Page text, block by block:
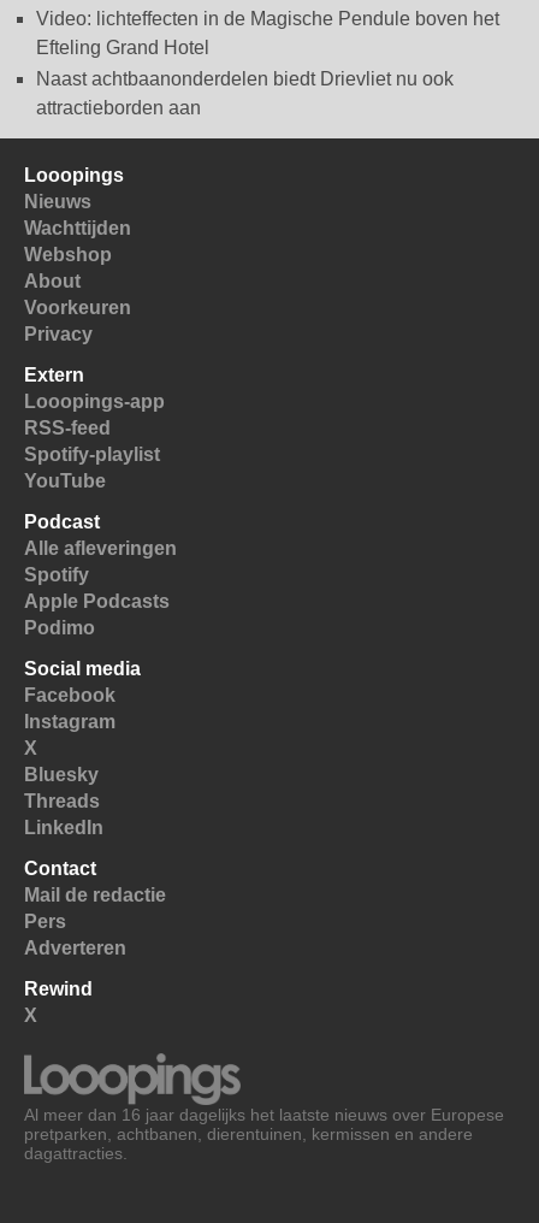
Video: lichteffecten in de Magische Pendule boven het
Efteling Grand Hotel
Naast achtbaanonderdelen biedt Drievliet nu ook
attractieborden aan
Looopings
Nieuws
Wachttijden
Webshop
About
Voorkeuren
Privacy
Extern
Looopings-app
RSS-feed
Spotify-playlist
YouTube
Podcast
Alle afleveringen
Spotify
Apple Podcasts
Podimo
Social media
Facebook
Instagram
X
Bluesky
Threads
LinkedIn
Contact
Mail de redactie
Pers
Adverteren
Rewind
X
Al meer dan 16 jaar dagelijks het laatste nieuws over Europese
pretparken, achtbanen, dierentuinen, kermissen en andere
dagattracties.